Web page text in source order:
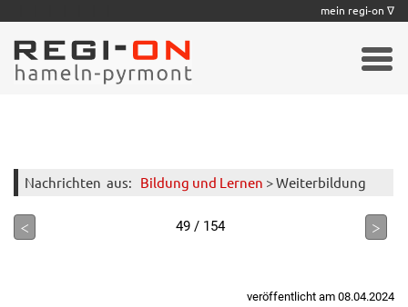
Nachrichten aus: Bildung und Lernen > Weiterbildung
< 49 / 154 >
veröffentlicht am 08.04.2024
mein regi-on ∇